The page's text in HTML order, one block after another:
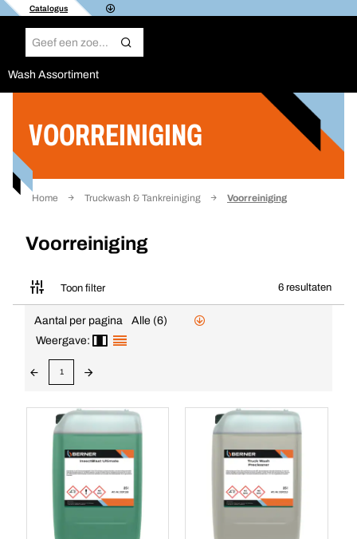
Catalogus
Wash Assortiment
VOORREINIGING
Home Truckwash & Tankreiniging Voorreiniging
Voorreiniging
Toon filter 6 resultaten
Filter
Aantal per pagina
Alle (6)
Weergave:
1